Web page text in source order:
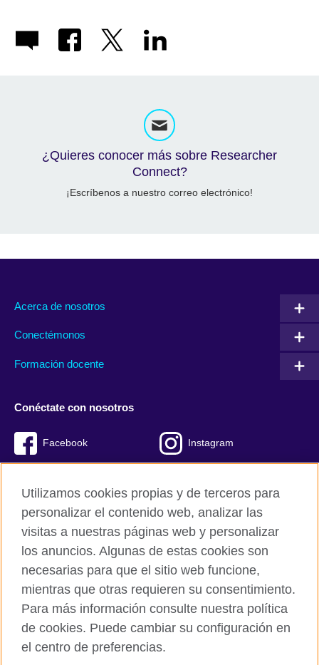
¿Quieres conocer más sobre Researcher
Connect?
¡Escríbenos a nuestro correo electrónico!
Acerca de nosotros
Conectémonos
Formación docente
Conéctate con nosotros
Facebook Instagram
British Council global
Políticas de privacidad y condiciones de uso
Utilizamos cookies propias y de terceros para
personalizar el contenido web, analizar las
visitas a nuestras páginas web y personalizar
los anuncios. Algunas de estas cookies son
necesarias para que el sitio web funcione,
mientras que otras requieren su consentimiento.
Para más información consulte nuestra política
de cookies. Puede cambiar su configuración en
el centro de preferencias.